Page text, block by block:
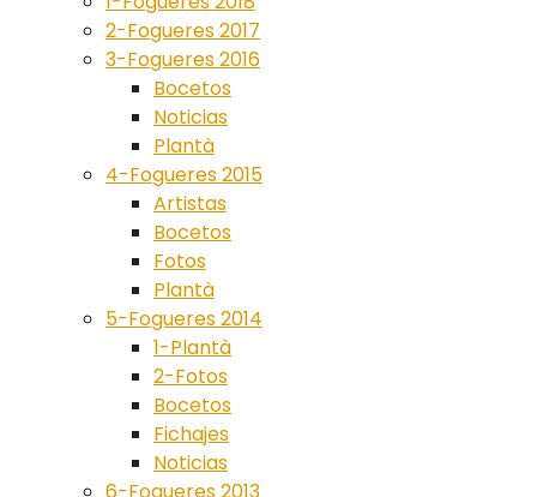
2-Fogueres 2017
3-Fogueres 2016
Bocetos
Noticias
Plantà
4-Fogueres 2015
Artistas
Bocetos
Fotos
Plantà
5-Fogueres 2014
1-Plantà
2-Fotos
Bocetos
Fichajes
Noticias